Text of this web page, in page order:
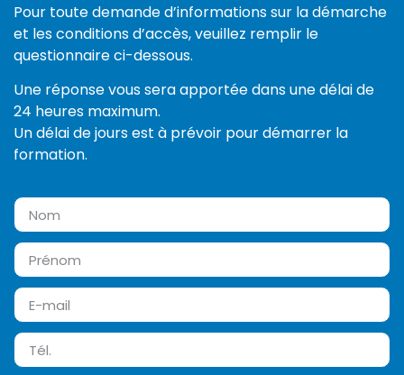
Pour toute demande d’informations sur la démarche
et les conditions d’accès, veuillez remplir le
questionnaire ci-dessous.
Une réponse vous sera apportée dans une délai de
24 heures maximum.
Un délai de jours est à prévoir pour démarrer la
formation.